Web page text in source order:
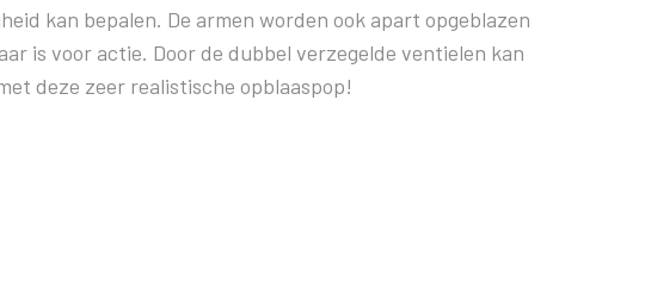
kan bepalen. De armen worden ook apart opgeblazen
is voor actie. Door de dubbel verzegelde ventielen kan
deze zeer realistische opblaaspop!